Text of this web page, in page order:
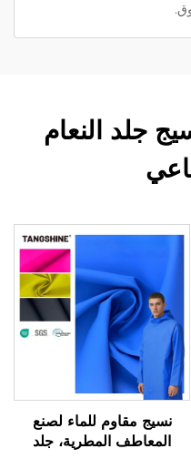
جلد النعام
نسيج مقاوم للماء لصنع
المعاطف المطرية، جلد